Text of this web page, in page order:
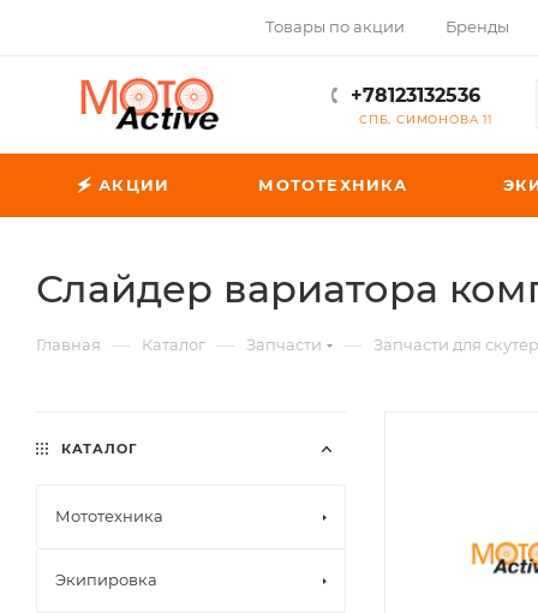
Товары по акции Бренды
+78123132536
СПБ, СИМОНОВА 11
🗲 АКЦИИ МОТОТЕХНИКА
Слайдер вариатора
Главная — Каталог — Запчасти — Запчасти для
КАТАЛОГ
Мототехника
Экипировка